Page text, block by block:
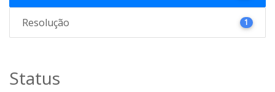
Resolução 1
Status